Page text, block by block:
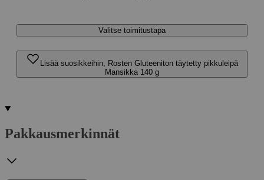
Valitse toimitustapa
Lisää suosikkeihin, Rosten Gluteeniton täytetty pikkuleipä
Mansikka 140 g
Pakkausmerkinnät